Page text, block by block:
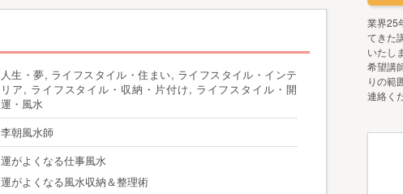
人生・夢, ライフスタイル・住まい, ライフスタイル・インテ
リア, ライフスタイル・収納・片付け, ライフスタイル・開
運・風水
李朝風水師
運がよくなる仕事風水
運がよくなる風水収納＆整理術
業界25
てきた
いたし
希望講
りの範
連絡く